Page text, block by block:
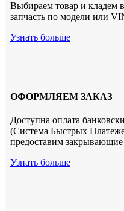
Выбираем товар и кладем
запчасть по модели или
Узнать больше
ОФОРМЛЯЕМ ЗАКАЗ
Доступна оплата
(Система Быстрых
предоставим
Узнать больше